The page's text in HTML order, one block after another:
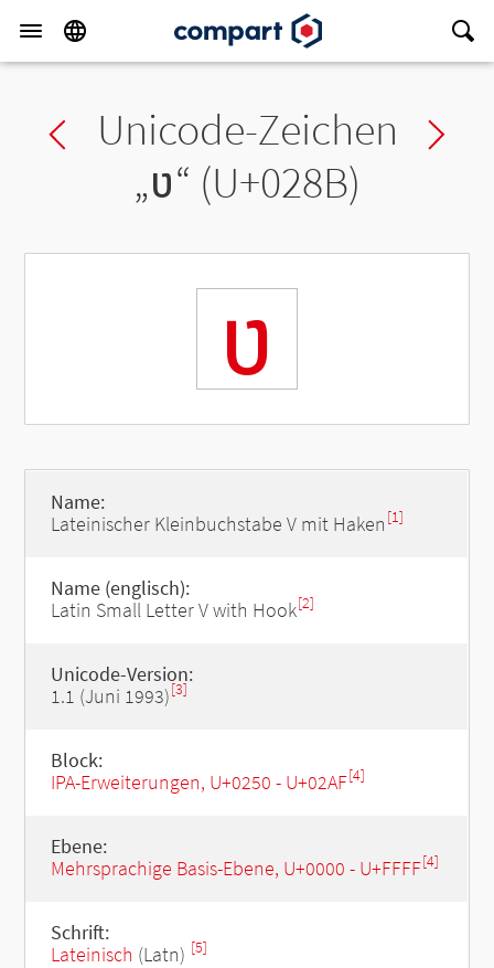
Previous char
Unicode-Zeichen
„ʋ“ (U+028B)
ʋ
Name:
Lateinischer Kleinbuchstabe V mit Haken [1]
Name (englisch):
Latin Small Letter V with Hook[2]
Unicode-Version:
1.1 (Juni 1993)[3]
Block:
IPA-Erweiterungen, U+0250 - U+02AF[4]
Ebene:
Mehrsprachige Basis-Ebene, U+0000 - U+FFFF[4]
Schrift:
Lateinisch (Latn) [5]